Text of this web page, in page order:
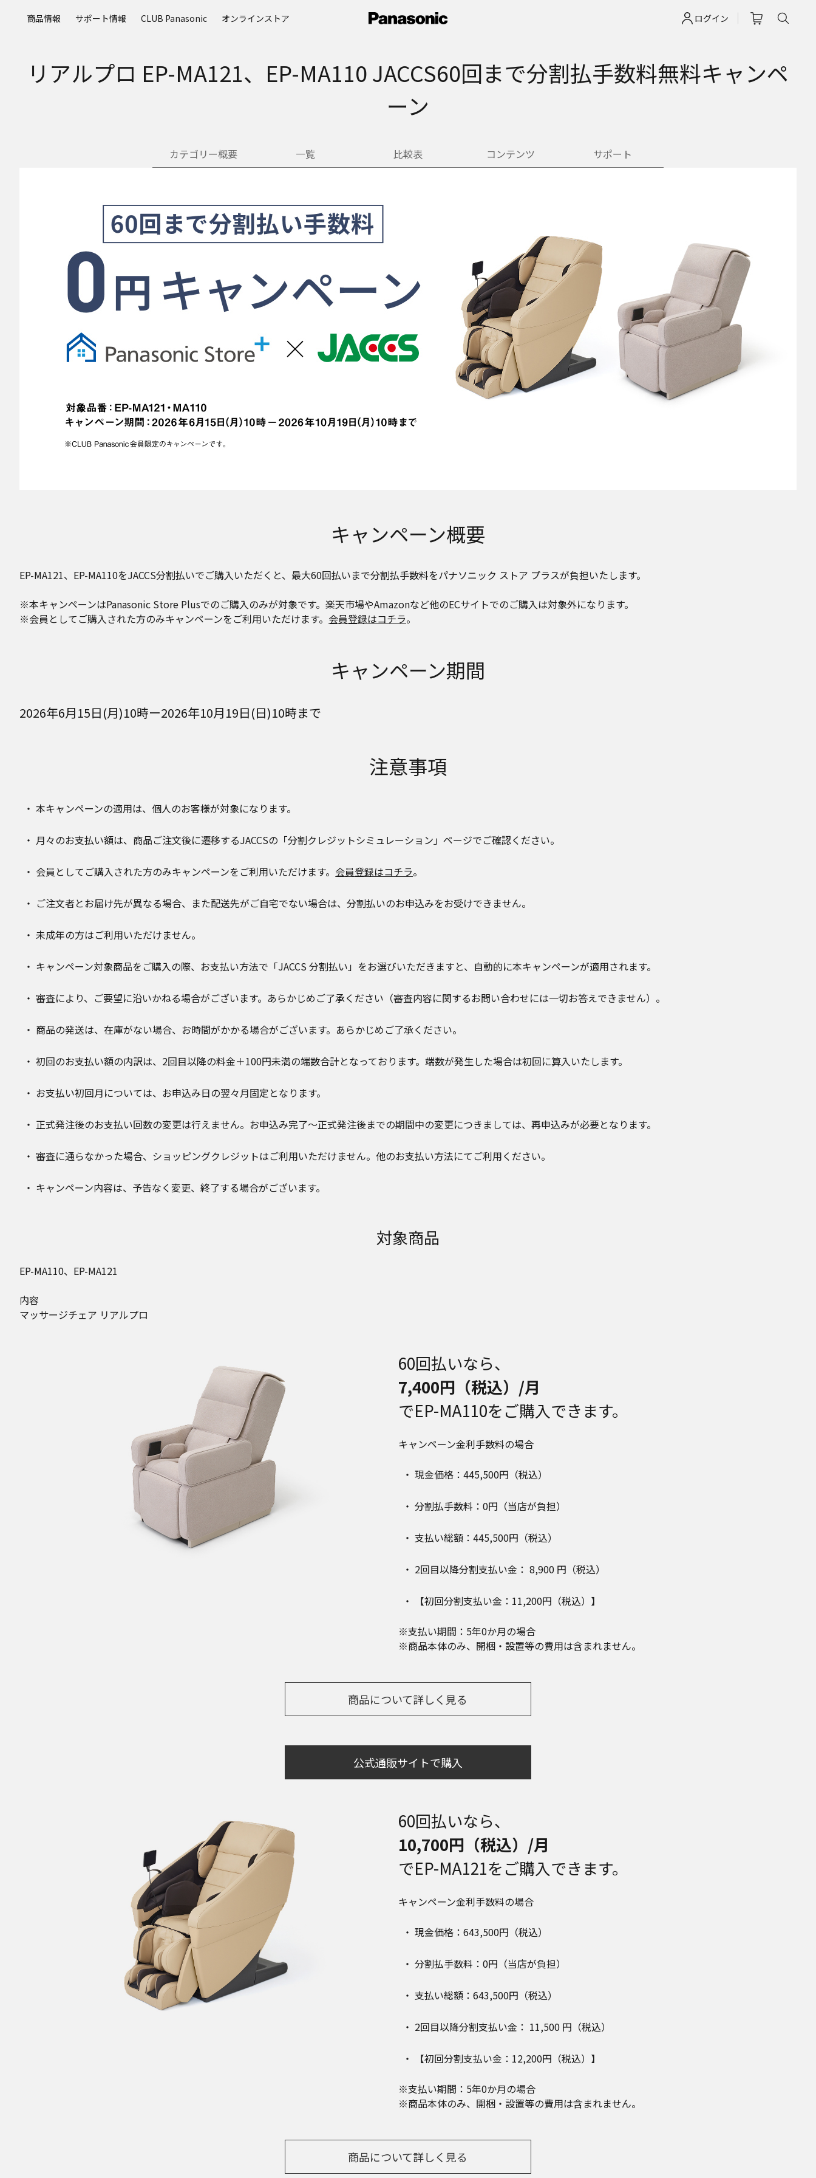
ログイン
商品情報 サポート情報 CLUB Panasonic オンラインストア
リアルプロ EP-MA121、EP-MA110 JACCS60回まで分割払手数料無料キャンペ
ーン
カテゴリー概要 一覧 比較表 コンテンツ サポート
キャンペーン概要
EP-MA121、EP-MA110をJACCS分割払いでご購入いただくと、最大60回払いまで分割払手数料をパナソニック ストア プラスが負担いたします。
※本キャンペーンはPanasonic Store Plusでのご購入のみが対象です。楽天市場やAmazonなど他のECサイトでのご購入は対象外になります。
※会員としてご購入された方のみキャンペーンをご利用いただけます。 会員登録はコチラ。
キャンペーン期間
2026年6月15日(月)10時ー2026年10月19日(日)10時まで
注意事項
本キャンペーンの適用は、個人のお客様が対象になります。
月々のお支払い額は、商品ご注文後に遷移するJACCSの「分割クレジットシミュレーション」ページでご確認ください。
会員としてご購入された方のみキャンペーンをご利用いただけます。 会員登録はコチラ。
ご注文者とお届け先が異なる場合、また配送先がご自宅でない場合は、分割払いのお申込みをお受けできません。
未成年の方はご利用いただけません。
キャンペーン対象商品をご購入の際、お支払い方法で「JACCS 分割払い」をお選びいただきますと、自動的に本キャンペーンが適用されます。
審査により、ご要望に沿いかねる場合がございます。あらかじめご了承ください（審査内容に関するお問い合わせには一切お答えできません）。
商品の発送は、在庫がない場合、お時間がかかる場合がございます。あらかじめご了承ください。
初回のお支払い額の内訳は、2回目以降の料金＋100円未満の端数合計となっております。端数が発生した場合は初回に算入いたします。
お支払い初回月については、お申込み日の翌々月固定となります。
正式発注後のお支払い回数の変更は行えません。お申込み完了～正式発注後までの期間中の変更につきましては、再申込みが必要となります。
審査に通らなかった場合、ショッピングクレジットはご利用いただけません。他のお支払い方法にてご利用ください。
キャンペーン内容は、予告なく変更、終了する場合がございます。
対象商品
EP-MA110、EP-MA121
内容
マッサージチェア リアルプロ
60回払いなら、
7,400円（税込）/月
でEP-MA110をご購入できます。
キャンペーン金利手数料の場合
現金価格：445,500円（税込）
分割払手数料：0円（当店が負担）
支払い総額：445,500円（税込）
2回目以降分割支払い金： 8,900 円（税込）
【初回分割支払い金：11,200円（税込）】
※支払い期間：5年0か月の場合
※商品本体のみ、開梱・設置等の費用は含まれません。
商品について詳しく見る
公式通販サイトで購入
60回払いなら、
10,700円（税込）/月
でEP-MA121をご購入できます。
キャンペーン金利手数料の場合
現金価格：643,500円（税込）
分割払手数料：0円（当店が負担）
支払い総額：643,500円（税込）
2回目以降分割支払い金： 11,500 円（税込）
【初回分割支払い金：12,200円（税込）】
※支払い期間：5年0か月の場合
※商品本体のみ、開梱・設置等の費用は含まれません。
商品について詳しく見る